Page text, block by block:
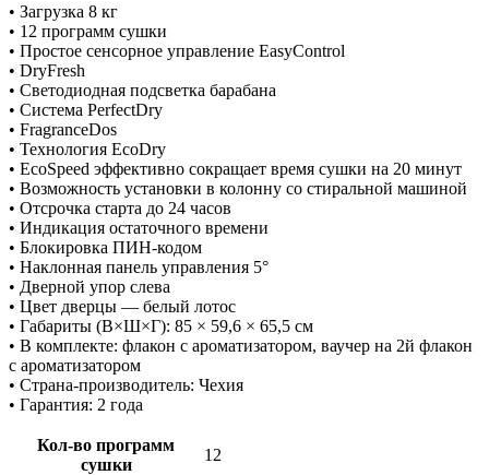
• Загрузка 8 кг
• 12 программ сушки
• Простое сенсорное управление EasyControl
• DryFresh
• Светодиодная подсветка барабана
• Система PerfectDry
• FragranceDos
• Технология EcoDry
• EcoSpeed эффективно сокращает время сушки на 20 минут
• Возможность установки в колонну со стиральной машиной
• Отсрочка старта до 24 часов
• Индикация остаточного времени
• Блокировка ПИН-кодом
• Наклонная панель управления 5°
• Дверной упор слева
• Цвет дверцы — белый лотос
• Габариты (В×Ш×Г): 85 × 59,6 × 65,5 см
• В комплекте: флакон с ароматизатором, ваучер на 2й флакон
с ароматизатором
• Страна-производитель: Чехия
• Гарантия: 2 года
Кол-во программ
сушки
12